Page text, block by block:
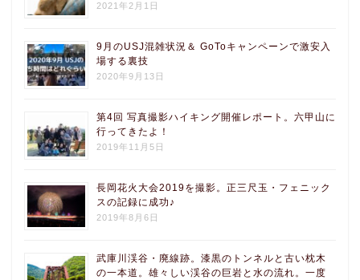
2021年2月1日
9月のUSJ混雑状況＆ GoToキャンペーンで激安入
場する裏技
2020年9月13日
第4回 写真撮影ハイキング開催レポート。六甲山に
行ってきたよ！
2019年11月5日
長岡花火大会2019を撮影。正三尺玉・フェニック
スの記録に成功♪
2019年8月6日
武庫川渓谷・廃線跡。漆黒のトンネルと古い枕木
の一本道。雄々しい渓谷の巨岩と水の流れ。一度